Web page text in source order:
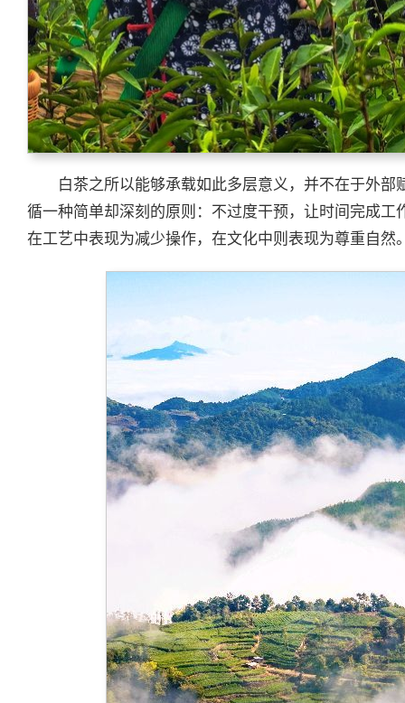
白茶之所以能够承载如此多层意义，并不在于外
循一种简单却深刻的原则：不过度干预，让时间完成
在工艺中表现为减少操作，在文化中则表现为尊重自然